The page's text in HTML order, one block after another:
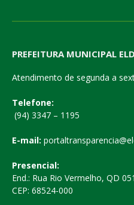
PREFEITURA MUNICIPAL
Atendimento de segunda a
Telefone:
(94) 3347 – 1195
E-mail:
Presencial:
End.: Rua Rio Vermelho, QD
CEP: 68524-000